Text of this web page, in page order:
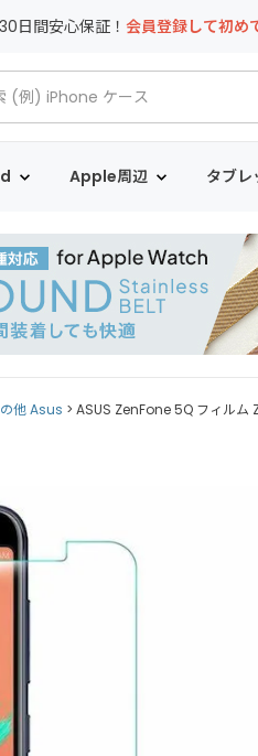
日間安心保証！ 会員登録して初め
Apple周辺 タブレ
他 Asus ASUS ZenFone 5Q フィルム